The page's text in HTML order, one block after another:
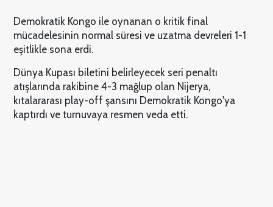
Demokratik Kongo ile oynanan o kritik final
mücadelesinin normal süresi ve uzatma devreleri 1-1
eşitlikle sona erdi.
Dünya Kupası biletini belirleyecek seri penaltı
atışlarında rakibine 4-3 mağlup olan Nijerya,
kıtalararası play-off şansını Demokratik Kongo'ya
kaptırdı ve turnuvaya resmen veda etti.